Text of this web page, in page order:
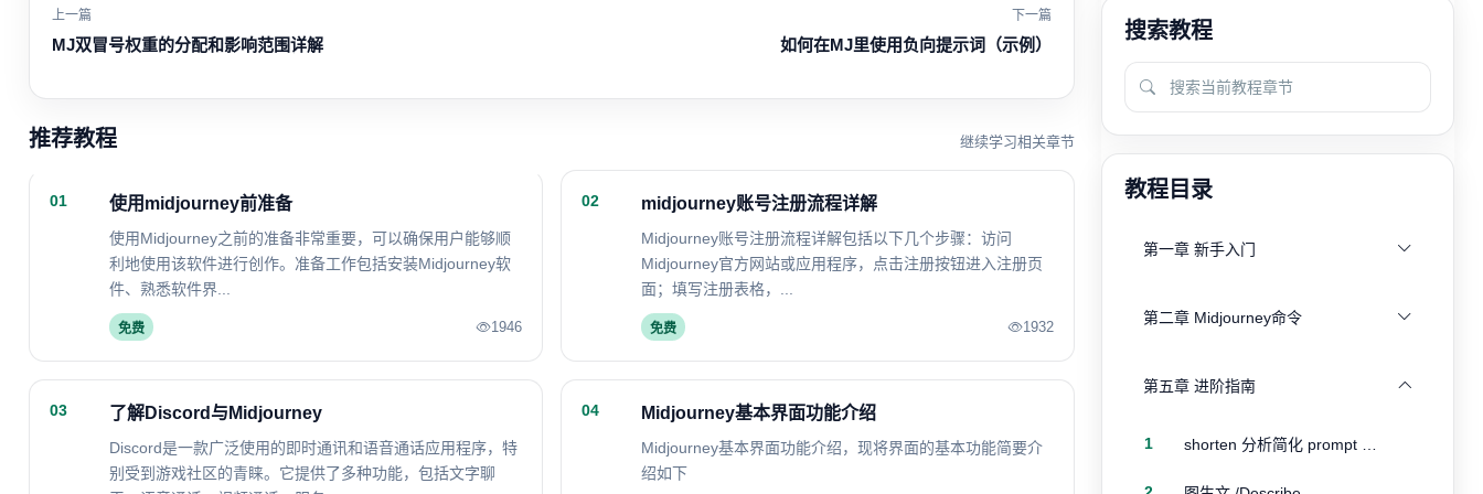
上一篇
MJ双冒号权重的分配和影响范围详解
下一篇
如何在MJ里使用负向提示词（示例）
推荐教程 继续学习相关章节
01 使用midjourney前准备
使用Midjourney之前的准备非常重要，可以确保用户能够顺
利地使用该软件进行创作。准备工作包括安装Midjourney软
件、熟悉软件界...
免费 1946
02 midjourney账号注册流程详解
Midjourney账号注册流程详解包括以下几个步骤：访问
Midjourney官方网站或应用程序，点击注册按钮进入注册页
面；填写注册表格，...
免费 1932
03 了解Discord与Midjourney
Discord是一款广泛使用的即时通讯和语音通话应用程序，特
别受到游戏社区的青睐。它提供了多种功能，包括文字聊
04 Midjourney基本界面功能介绍
Midjourney基本界面功能介绍，现将界面的基本功能简要介
绍如下
搜索教程
教程目录
第一章 新手入门
第二章 Midjourney命令
第五章 进阶指南
1